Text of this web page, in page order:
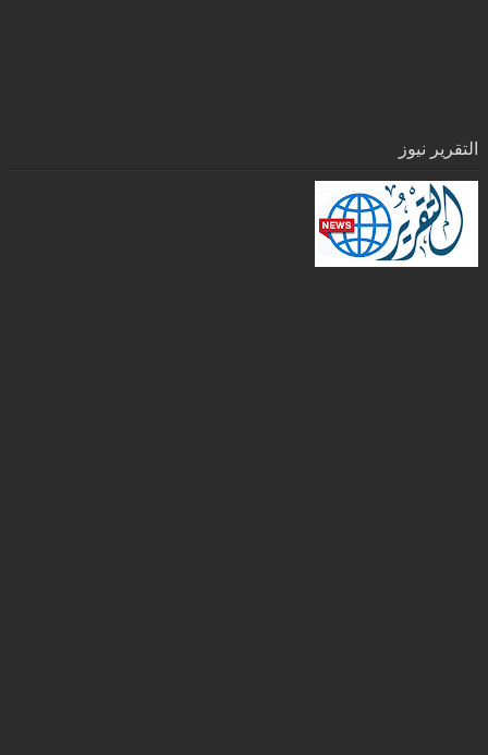
التقرير نيوز